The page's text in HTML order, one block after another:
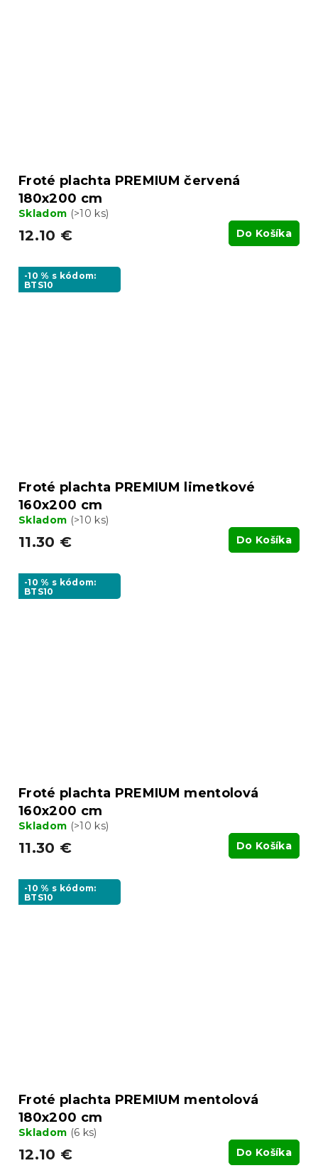
Froté plachta PREMIUM červená
180x200 cm
Skladom (>10 ks)
12.10 € Do Košíka
-10 % s kódom:
BTS10
Froté plachta PREMIUM limetkové
160x200 cm
Skladom (>10 ks)
11.30 € Do Košíka
-10 % s kódom:
BTS10
Froté plachta PREMIUM mentolová
160x200 cm
Skladom (>10 ks)
11.30 € Do Košíka
-10 % s kódom:
BTS10
Froté plachta PREMIUM mentolová
180x200 cm
Skladom (6 ks)
12.10 € Do Košíka